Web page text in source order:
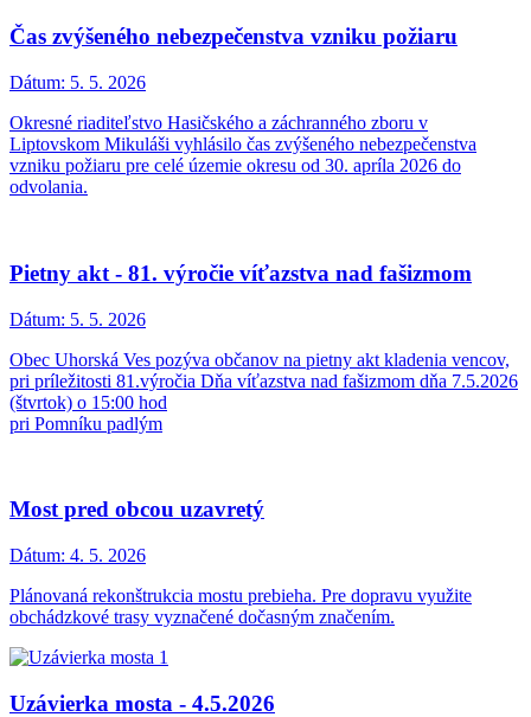
Čas zvýšeného nebezpečenstva vzniku požiaru
Dátum: 5. 5. 2026
Okresné riaditeľstvo Hasičského a záchranného zboru v
Liptovskom Mikuláši vyhlásilo čas zvýšeného nebezpečenstva
vzniku požiaru pre celé územie okresu od 30. apríla 2026 do
odvolania.
Pietny akt - 81. výročie víťazstva nad fašizmom
Dátum: 5. 5. 2026
Obec Uhorská Ves pozýva občanov na pietny akt kladenia vencov,
pri príležitosti 81.výročia Dňa víťazstva nad fašizmom dňa 7.5.2026
(štvrtok) o 15:00 hod
pri Pomníku padlým
Most pred obcou uzavretý
Dátum: 4. 5. 2026
Plánovaná rekonštrukcia mostu prebieha. Pre dopravu využite
obchádzkové trasy vyznačené dočasným značením.
Uzávierka mosta - 4.5.2026